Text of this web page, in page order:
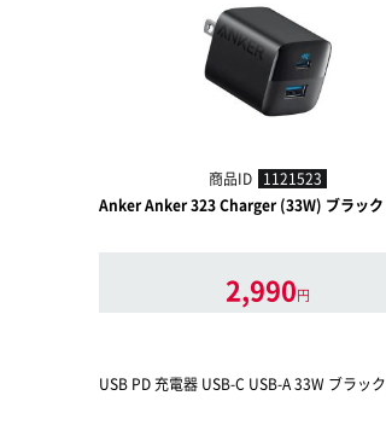
商品ID 1121523
Anker Anker 323 Charger (33W) ブラック
2,990円
USB PD 充電器 USB-C USB-A 33W ブラック